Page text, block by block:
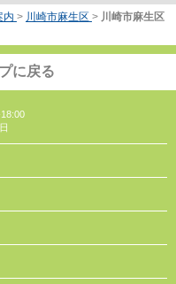
内 > 川崎市麻生区 > 川崎市麻生区
に戻る